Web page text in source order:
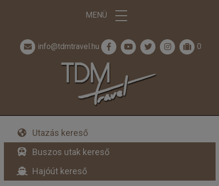
MENÜ
info@tdmtravel.hu 0
Utazás kereső
Buszos utak kereső
Hajóút kereső